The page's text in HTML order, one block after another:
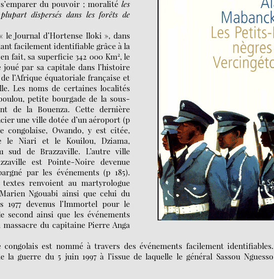
du pouvoir ; moralitéles
dispersés dans les forêts de
Journal d’Hortense Iloki », dans
facilement identifiable grâce à la
fait, sa superficie 342 000 Km², le
par sa capitale dans l’histoire
l’Afrique équatoriale française et
Les noms de certaines localités
petite bourgade de la sous-
de la Bouenza. Cette dernière
une ville dotée d’un aéroport (p
congolaise, Owando, y est citée,
le Niari et le Kouilou, Dziama,
sud de Brazzaville. L’autre ville
est Pointe-Noire devenue
par les événements (p 185).
renvoient au martyrologue
Ngouabi ainsi que celui du
devenus l’Immortel pour le
ainsi que les événements
du capitaine Pierre Anga
congolais est nommé à travers des événements facilement identifiables.
guerre du 5 juin 1997 à l’issue de laquelle le général Sassou Nguesso